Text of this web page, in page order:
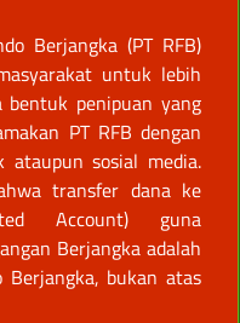
Berjangka (PT RFB)
untuk lebih
bentuk penipuan yang
PT RFB dengan
ataupun sosial media.
transfer dana ke
Account) guna
Berjangka adalah
Berjangka, bukan atas